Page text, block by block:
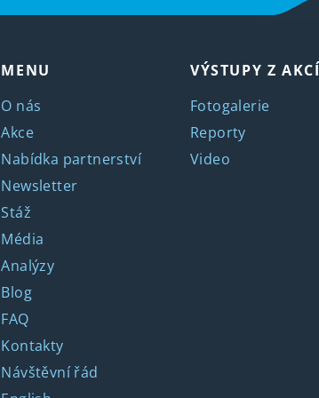
MENU
O nás
Akce
Nabídka partnerství
Newsletter
Stáž
Média
Analýzy
Blog
FAQ
Kontakty
Návštěvní řád
VÝSTUPY Z AKCÍ
Fotogalerie
Reporty
Video